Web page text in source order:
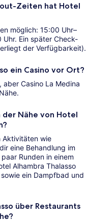
Zeiten hat Hotel
möglich: 15:00 Uhr–
Ein später Check-
der Verfügbarkeit).
ein Casino vor Ort?
aber Casino La Medina
Nähe von Hotel
Aktivitäten wie
eine Behandlung im
Runden in einem
Alhambra Thalasso
ein Dampfbad und
über Restaurants